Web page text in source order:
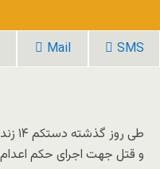
Mail SMS
طی
و قتل جهت اجرای حکم